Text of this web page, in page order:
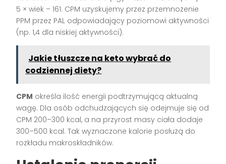
5 × wiek – 161. CPM uzyskujemy przez przemnożenie
PPM przez PAL odpowiadający poziomowi aktywności
(np. 1,4 dla niskiej aktywności).
Jakie tłuszcze na keto wybrać do
codziennej diety?
CPM określa ilość energii podtrzymującą aktualną
wagę. Dla osób odchudzających się odejmuje się od
CPM 200–300 kcal, a na przyrost masy ciała dodaje
300–500 kcal. Tak wyznaczone kalorie posłużą do
rozkładu makroskładników.